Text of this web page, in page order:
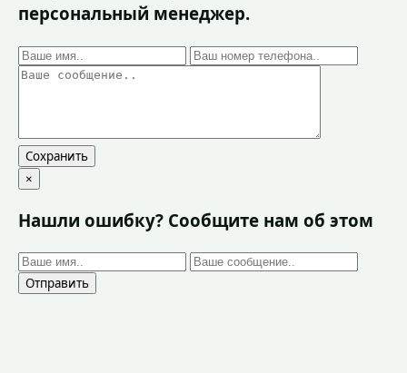
персональный менеджер.
Сохранить
×
Нашли ошибку? Сообщите нам об этом
Отправить